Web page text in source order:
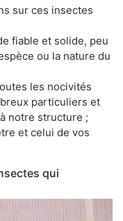
sur ces insectes
fiable et solide, peu
ou la nature du
les nocivités
particuliers et
notre structure ;
et celui de vos
qui